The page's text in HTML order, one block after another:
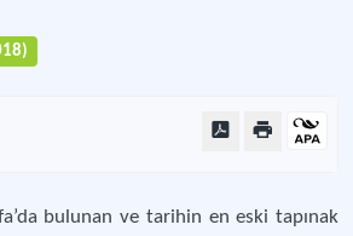
bulunan ve tarihin en eski tapınak